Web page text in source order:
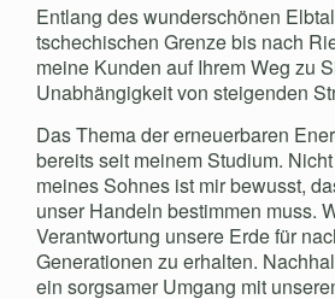
Entlang des wunderschönen
tschechischen Grenze bis nach
meine Kunden auf Ihrem Weg zu
Unabhängigkeit von steigenden
Das Thema der erneuerbaren
bereits seit meinem Studium.
meines Sohnes ist mir bewusst,
unser Handeln bestimmen muss.
Verantwortung unsere Erde für
Generationen zu erhalten.
ein sorgsamer Umgang mit